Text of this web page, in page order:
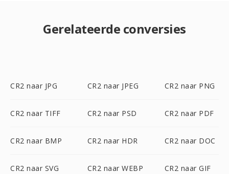
Gerelateerde conversies
CR2 naar JPG CR2 naar JPEG CR2 naar PNG
CR2 naar TIFF CR2 naar PSD CR2 naar PDF
CR2 naar BMP CR2 naar HDR CR2 naar DOC
CR2 naar SVG CR2 naar WEBP CR2 naar GIF